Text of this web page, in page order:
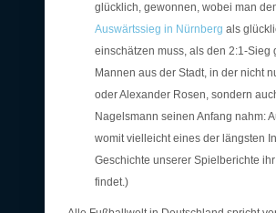
glücklich, gewonnen, wobei man
Auswärtssieg in Nürnberg als
einschätzen muss, als den 2:1-Sieg
Mannen aus der Stadt, in der nicht
oder Alexander Rosen, sondern
Nagelsmann seinen Anfang nahm:
womit vielleicht eines der längsten
Geschichte unserer Spielberichte
findet.)